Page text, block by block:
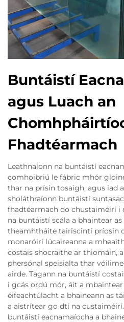
Buntáistí
agus Luach an
Fhadtéarmach
Leathnaíonn na buntáistí
comhoibriú le fábric mhór
thar na prísin tosaigh, agus iad
sholáthraíonn buntáistí
fhadtéarmach do chustaiméirí i
na buntáistí scála a bhaintear
theamhtháite tairiscintí príosin
monaróirí lúcaireanna a
costais shocraithe ar thiomáin,
phersónal speisialta thar
airde. Tagann na buntáistí
i gcás ordú mór, áit a
éifeachtúlacht a bhaineann as
a aistrítear go dtí na
buntáistí eacnamaíocha a